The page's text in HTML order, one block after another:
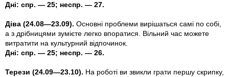
Дні: спр. — 25; неспр. — 27.
Діва (24.08—23.09). Основні проблеми вирішаться самі по собi,
а з дрібницями зумієте легко впоратися. Вiльний час можете
витратити на культурний вiдпочинок.
Дні: спр. — 25; неспр. — 26.
Терези (24.09—23.10). На роботi ви звикли грати першу скрипку,